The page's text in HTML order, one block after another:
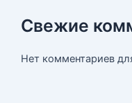
Свежие
Нет комментариев